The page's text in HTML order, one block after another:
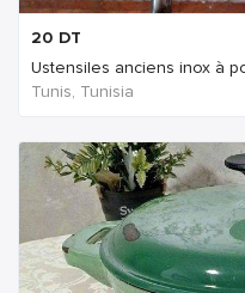
20 DT
Ustensiles anciens inox à
Tunis, Tunisia